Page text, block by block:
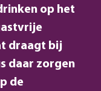
op het
draagt bij
daar zorgen
de